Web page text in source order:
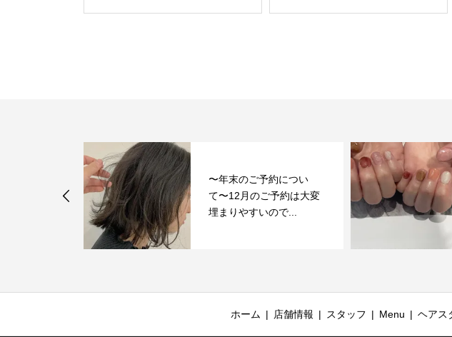
〜年末のご予約につい
て〜12月のご予約は大変
埋まりやすいので...
ホーム 店舗情報 スタッフ Menu ヘアス